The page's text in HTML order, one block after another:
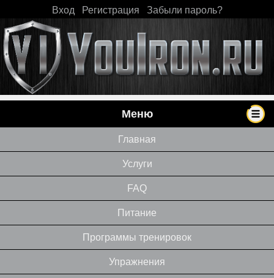
Вход Регистрация Забыли пароль?
Меню
Главная
Услуги
FAQ
Питание
Программы тренировок
Упражнения